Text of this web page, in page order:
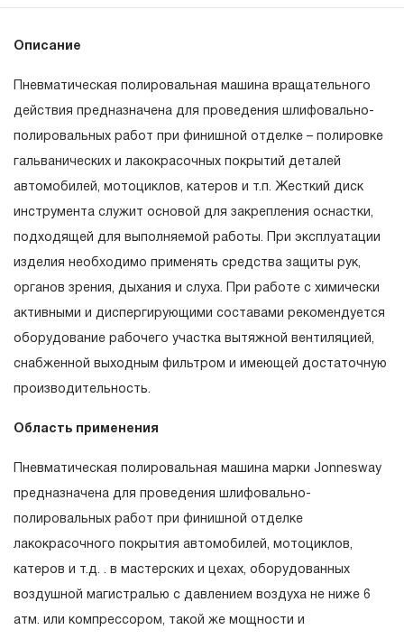
Техническая
Описание
Пневматическая полировальная машина вращательного
действия предназначена для проведения шлифовально-
полировальных работ при финишной отделке – полировке
гальванических и лакокрасочных покрытий деталей
автомобилей, мотоциклов, катеров и т.п. Жесткий диск
инструмента служит основой для закрепления оснастки,
подходящей для выполняемой работы. При эксплуатации
изделия необходимо применять средства защиты рук,
органов зрения, дыхания и слуха. При работе с химически
активными и диспергирующими составами рекомендуется
оборудование рабочего участка вытяжной вентиляцией,
снабженной выходным фильтром и имеющей достаточную
производительность.
Область применения
Пневматическая полировальная машина марки Jonnesway
предназначена для проведения шлифовально-
полировальных работ при финишной отделке
лакокрасочного покрытия автомобилей, мотоциклов,
катеров и т.д. . в мастерских и цехах, оборудованных
воздушной магистралью с давлением воздуха не ниже 6
атм. или компрессором, такой же мощности и
Понятие «ПОЖИЗНЕННАЯ ГАРАНТИЯ».
1.1 Понятие «ПОЖИЗНЕННАЯ ГАРАНТИЯ» включает в
себя признание неограниченного срока поддержания
гарантийных обязательств в течение всего периода
эксплуатации изделия, а также замена или ремонт
вышедшего из строя инструмента, если при
установлено, что производитель использовал при
изготовлении изделия некачественные материалы или
при условии соблюдения покупателем (потребителем)
2. Понятие «ОГРАНИЧЕННАЯ ГАРАНТИЯ»
2.1 На инструмент, имеющий в своей конструкции
КИНЕМАТИЧЕСКУЮ СХЕМУ (МЕХАНИЗМ)
скачать инструкцию